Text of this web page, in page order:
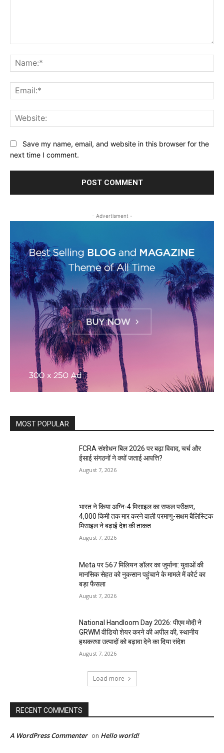
Save my name, email, and website in this browser for the
next time I comment.
- Advertisment -
MOST POPULAR
FCRA संशोधन बिल 2026 पर बढ़ा विवाद, चर्च और
ईसाई संगठनों ने क्यों जताई आपत्ति?
August 7, 2026
भारत ने किया अग्नि-4 मिसाइल का सफल परीक्षण,
4,000 किमी तक मार करने वाली परमाणु-सक्षम बैलिस्टिक
मिसाइल ने बढ़ाई देश की ताकत
August 7, 2026
Meta पर 567 मिलियन डॉलर का जुर्माना: युवाओं की
मानसिक सेहत को नुकसान पहुंचाने के मामले में कोर्ट का
बड़ा फैसला
August 7, 2026
National Handloom Day 2026: पीएम मोदी ने
GRWM वीडियो शेयर करने की अपील की, स्थानीय
हथकरघा उत्पादों को बढ़ावा देने का दिया संदेश
August 7, 2026
Load more
RECENT COMMENTS
A WordPress Commenter on Hello world!